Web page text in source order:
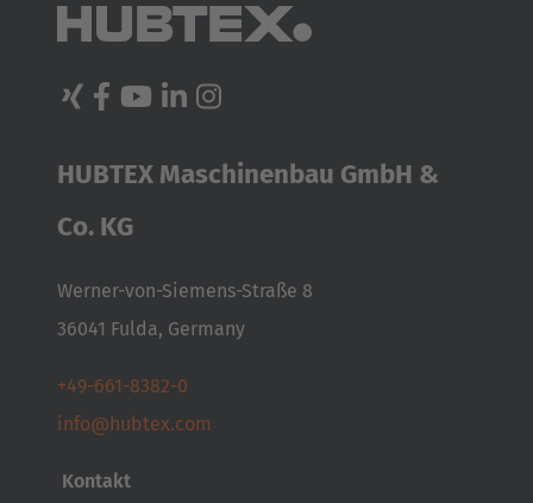
AMERICA
HUBTEX Maschinenbau GmbH &
Co. KG
Werner-von-Siemens-Straße 8
36041 Fulda, Germany
+49-661-8382-0
info@hubtex.com
Kontakt